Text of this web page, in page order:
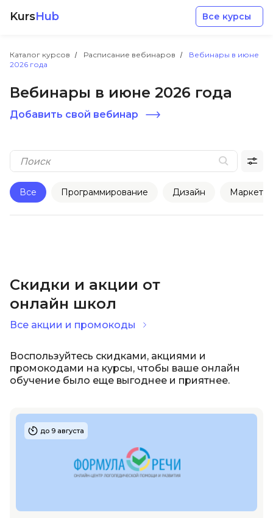
KursHub Все курсы
Каталог курсов Расписание вебинаров
Вебинары в июне
2026 года
Вебинары в июне 2026 года
Добавить свой вебинар
Все Программирование Дизайн
Скидки и акции от
онлайн школ
Все акции и промокоды
Воспользуйтесь скидками, акциями и
промокодами на курсы, чтобы ваше онлайн
обучение было еще выгоднее и приятнее.
до 9 августа
Маркетинг
Дизайн
Иностранные языки
ДПО
Акции и промокоды